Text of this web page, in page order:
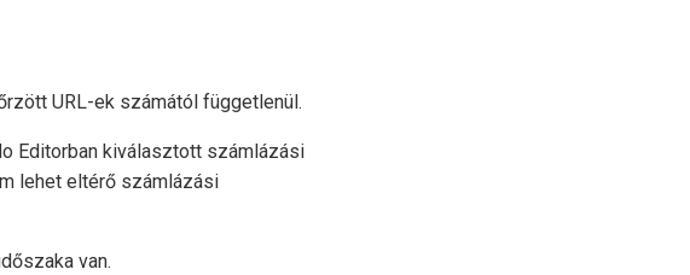
URL-ek számától függetlenül.
Editorban kiválasztott számlázási
lehet eltérő számlázási
van.